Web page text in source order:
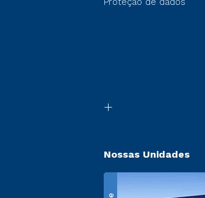
Nossas Unidades